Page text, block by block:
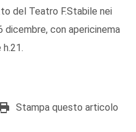
del Teatro F.Stabile nei
dicembre, con apericinema
Stampa questo articolo